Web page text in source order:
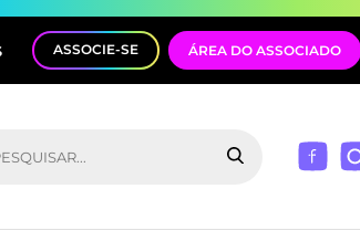
ASSOCIE-SE ÁREA DO ASSOCIADO